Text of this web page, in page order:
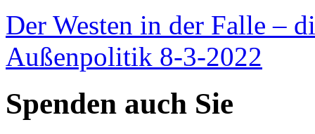
Der Westen in der Falle –
Außenpolitik 8-3-2022
Spenden auch Sie